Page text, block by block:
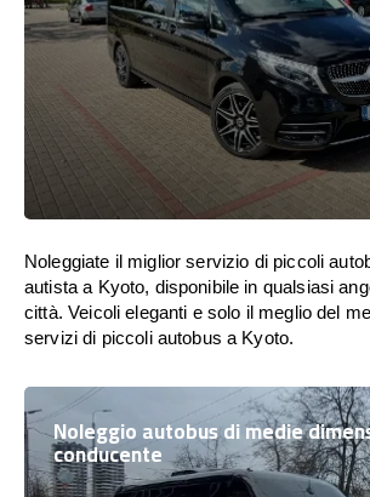
Noleggiate il miglior servizio di piccoli
autista a Kyoto, disponibile in qualsiasi
città. Veicoli eleganti e solo il meglio del
servizi di piccoli autobus a Kyoto.
Noleggio autobus di medie
conducente